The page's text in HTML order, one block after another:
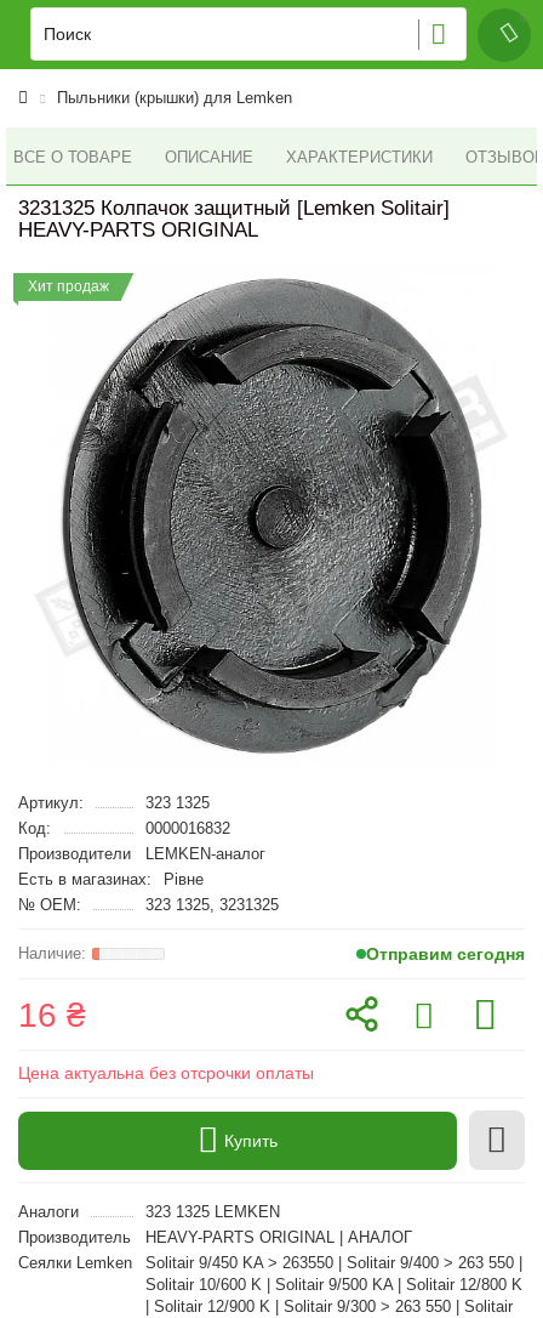
Пыльники (крышки) для Lemken
ВСЕ О ТОВАРЕ ОПИСАНИЕ ХАРАКТЕРИСТИКИ ОТЗЫВОВ
3231325 Колпачок защитный [Lemken Solitair]
HEAVY-PARTS ORIGINAL
Хит продаж
Артикул:
323 1325
Код:
0000016832
Производители
LEMKEN-аналог
Есть в магазинах:
Рівне
№ OEM:
323 1325, 3231325
Отправим сегодня
16 ₴
Цена актуальна без отсрочки оплаты
Купить
Аналоги
323 1325 LEMKEN
Производитель
HEAVY-PARTS ORIGINAL | АНАЛОГ
Сеялки Lemken
Solitair 9/450 KA > 263550 | Solitair 9/400 > 263 550 |
Solitair 10/600 K | Solitair 9/500 KA | Solitair 12/800 K
| Solitair 12/900 K | Solitair 9/300 > 263 550 | Solitair